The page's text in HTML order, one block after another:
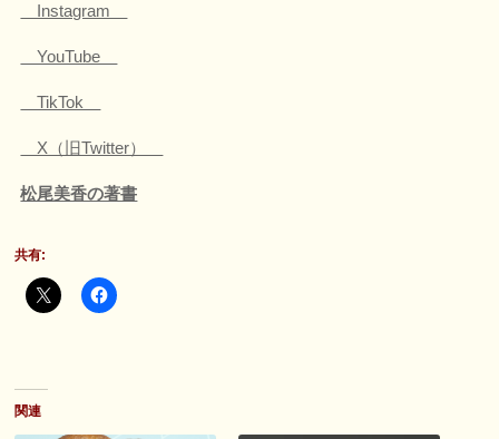
Instagram
YouTube
TikTok
X（旧Twitter）
松尾美香の著書
共有:
関連